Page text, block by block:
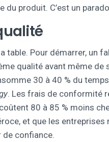
produit. C’est un
table. Pour démarrer, un
qualité avant même
30 à 40 % du
. Les frais de conformité
80 à 85 % moins
et que les
de confiance.